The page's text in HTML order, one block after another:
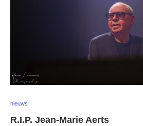
nieuws
R.I.P. Jean-Marie Aerts